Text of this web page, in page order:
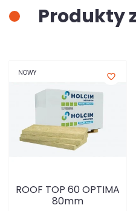
Produkty
NOWY favorite_border
ROOF TOP 60 OPTIMA
80mm